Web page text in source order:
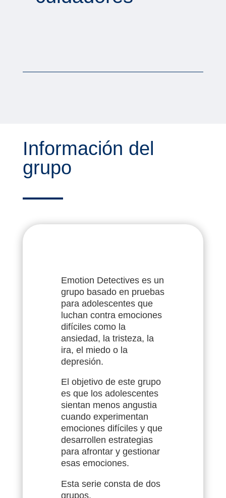
Información del
grupo
Emotion Detectives es un
grupo basado en pruebas
para adolescentes que
luchan contra emociones
difíciles como la
ansiedad, la tristeza, la
ira, el miedo o la
depresión.
El objetivo de este grupo
es que los adolescentes
sientan menos angustia
cuando experimentan
emociones difíciles y que
desarrollen estrategias
para afrontar y gestionar
esas emociones.
Esta serie consta de dos
grupos.